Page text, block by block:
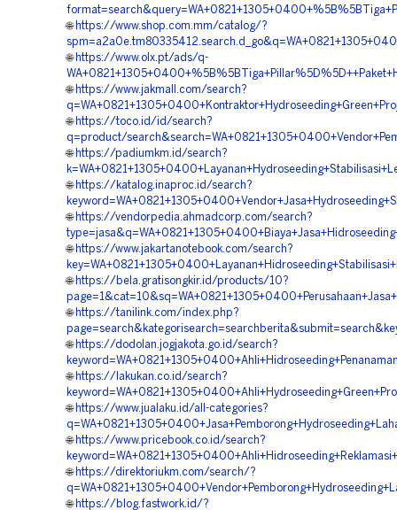
🌐 https://www.shop.com.mm/catalog/?
🌐 https://www.olx.pt/ads/q-
🌐 https://www.jakmall.com/search?
🌐 https://toco.id/id/search?
q=product/
🌐 https://padiumkm.id/search?
🌐 https://katalog.inaproc.id/search?
🌐 https://vendorpedia.ahmadcorp.com/search?
🌐 https://www.jakartanotebook.com/search?
🌐 https://bela.gratisongkir.id/products/10?
🌐 https://tanilink.com/index.php?
🌐 https://dodolan.jogjakota.go.id/search?
🌐 https://lakukan.co.id/search?
🌐 https://www.jualaku.id/all-categories?
🌐 https://www.pricebook.co.id/search?
🌐 https://direktoriukm.com/search/?
🌐 https://blog.fastwork.id/?